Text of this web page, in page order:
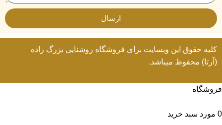
ارسال
کلیه حقوق این وبسایت برای فروشگاه روشنایی بزرگ زاده
(آرتا) محفوظ میباشد.
فروشگاه
0 مورد سبد خرید